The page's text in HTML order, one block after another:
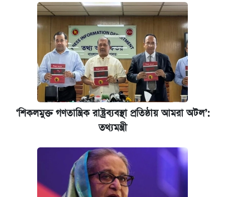
‘শিকলমুক্ত গণতান্ত্রিক রাষ্ট্রব্যবস্থা প্রতিষ্ঠায় আমরা অটল’:
তথ্যমন্ত্রী